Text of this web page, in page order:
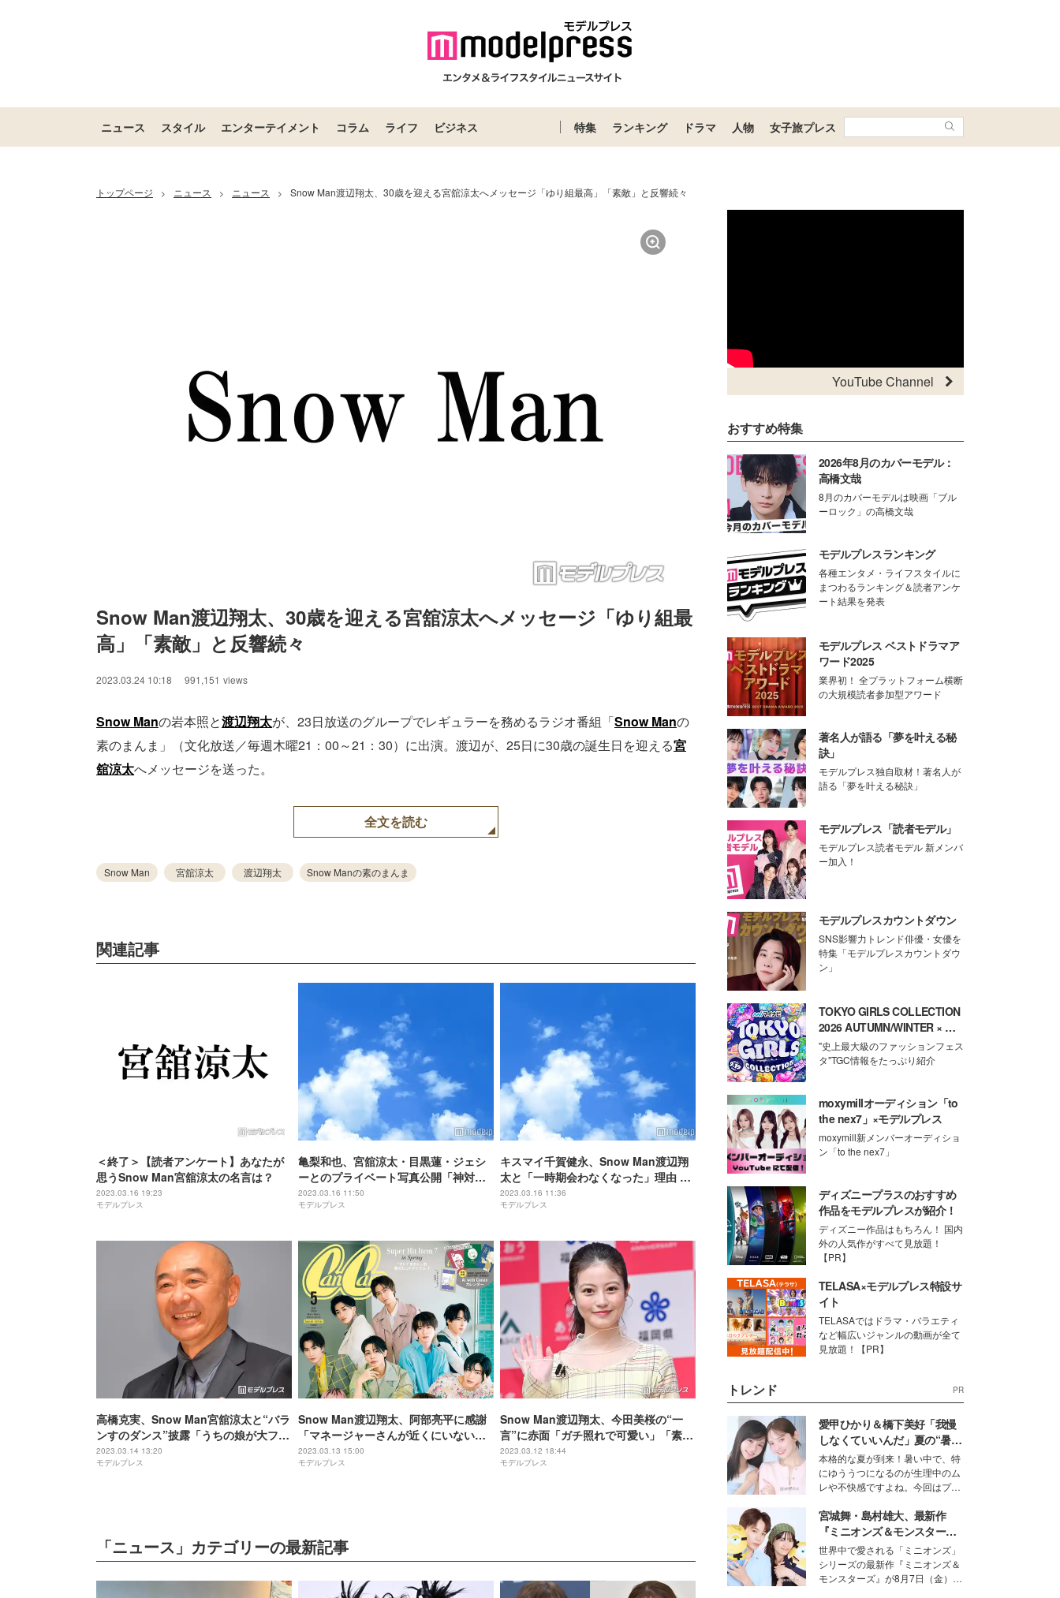
ニュース スタイル エンターテイメント コラム ライフ ビジネス 特集 ランキング ドラマ 人物 女子旅プレス
トップページ > ニュース > ニュース > Snow Man渡辺翔太、30歳を迎える宮舘涼太へメッセージ「ゆり組最高」「素敵」と反響続々
Unmute
Snow Man渡辺翔太、30歳を迎える宮舘涼太へメッセージ「ゆり組最
高」「素敵」と反響続々
2023.03.24 10:18 991,151 views
Snow Manの岩本照と渡辺翔太が、23日放送のグループでレギュラーを務めるラジオ番組「Snow Manの
素のまんま」（文化放送／毎週木曜21：00～21：30）に出演。渡辺が、25日に30歳の誕生日を迎える宮
舘涼太へメッセージを送った。
全文を読む
Snow Man 宮舘涼太 渡辺翔太 Snow Manの素のまんま
関連記事
＜終了＞【読者アンケート】あなたが
思うSnow Man宮舘涼太の名言は？
2023.03.16 19:23
モデルプレス
亀梨和也、宮舘涼太・目黒蓮・ジェシ
ーとのプライベート写真公開「神対
応」の声が相次ぐワケ
2023.03.16 11:50
モデルプレス
キスマイ千賀健永、Snow Man渡辺翔
太と「一時期会わなくなった」理由 近
況も明かす
2023.03.16 11:36
モデルプレス
高橋克実、Snow Man宮舘涼太と“バラ
ンすのダンス”披露「うちの娘が大ファ
ン」「自慢どころじゃない」
2023.03.14 13:20
モデルプレス
Snow Man渡辺翔太、阿部亮平に感謝
「マネージャーさんが近くにいないと
き…」スノ愛を感じる瞬間も語る
2023.03.13 15:00
モデルプレス
Snow Man渡辺翔太、今田美桜の“一
言”に赤面「ガチ照れで可愛い」「素直
な反応」と反響殺到
2023.03.12 18:44
モデルプレス
「ニュース」カテゴリーの最新記事
YouTube Channel
おすすめ特集
2026年8月のカバーモデル：
高橋文哉
8月のカバーモデルは映画「ブル
ーロック」の高橋文哉
モデルプレスランキング
各種エンタメ・ライフスタイルに
まつわるランキング＆読者アンケ
ート結果を発表
モデルプレス ベストドラマア
ワード2025
業界初！ 全プラットフォーム横断
の大規模読者参加型アワード
著名人が語る「夢を叶える秘
訣」
モデルプレス独自取材！著名人が
語る「夢を叶える秘訣」
モデルプレス「読者モデル」
モデルプレス読者モデル 新メンバ
ー加入！
モデルプレスカウントダウン
SNS影響力トレンド俳優・女優を
特集「モデルプレスカウントダウ
ン」
TOKYO GIRLS COLLECTION
2026 AUTUMN/WINTER × モ
デルプレス
"史上最大級のファッションフェス
タ"TGC情報をたっぷり紹介
moxymillオーディション「to
the nex7」×モデルプレス
moxymill新メンバーオーディショ
ン「to the nex7」
ディズニープラスのおすすめ
作品をモデルプレスが紹介！
ディズニー作品はもちろん！ 国内
外の人気作がすべて見放題！
【PR】
TELASA×モデルプレス特設サ
イト
TELASAではドラマ・バラエティ
など幅広いジャンルの動画が全て
見放題！【PR】
トレンド PR
愛甲ひかり＆橋下美好「我慢
しなくていいんだ」夏の“暑さ
対策”の新しい選択肢とは？
本格的な夏が到来！暑い中で、特
にゆううつになるのが生理中のム
レや不快感ですよね。今回はプラ
モデル・愛甲ひかりさんと橋下美
好さんを迎えて本音で女子会トー
ク。猛暑のお出かけを快適に過ご
すヒントや、2人が感動した夏の
生理の新常識にも迫りました。
宮城舞・島村雄大、最新作
『ミニオンズ＆モンスター
ズ』の魅力熱弁 ハチャメチャ
だけじゃない“友情と絆”に感
動
世界中で愛される「ミニオンズ」
シリーズの最新作『ミニオンズ＆
モンスターズ』が8月7日（金）に